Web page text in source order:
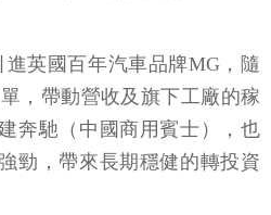
進英國百年汽車品牌MG，隨
，帶動營收及旗下工廠的稼
奔馳（中國商用賓士），也
勁，帶來長期穩健的轉投資